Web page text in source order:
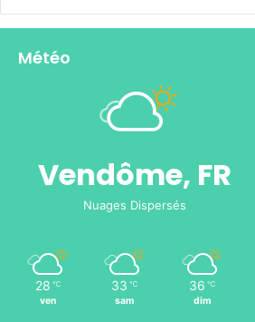
Météo
Vendôme, FR
Nuages Dispersés
28 ℃
ven
33 ℃
sam
36 ℃
dim